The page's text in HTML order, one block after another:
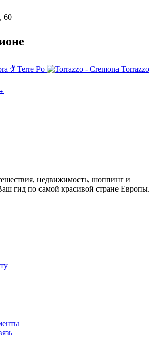
60
🏌️ Terre Po
Torrazzo
недвижимость, шоппинг и
гид по самой красивой стране Европы.